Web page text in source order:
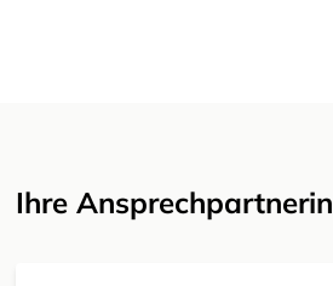
Ihre Ansprechpartnerin